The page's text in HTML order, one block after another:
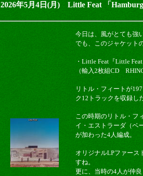
2026年5月4日(月) Little Feat 「
今日は、風がとても強
でも、このジャケット
・Little Feat『Little
（輸入2枚組CD
リトル・フィートが
ク12トラックを収録し
この時期のリトル・フ
イ・エストラーダ（ベ
が加わった4人編成。
オリジナルLPファース
すね。
更に、当時の4人が仲